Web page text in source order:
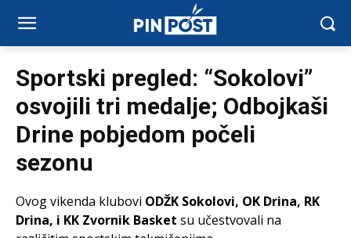
Sportski pregled: “Sokolovi”
osvojili tri medalje; Odbojkaši
Drine pobjedom počeli
sezonu
Ovog vikenda klubovi ODŽK Sokolovi, OK Drina, RK
Drina, i KK Zvornik Basket su učestvovali na